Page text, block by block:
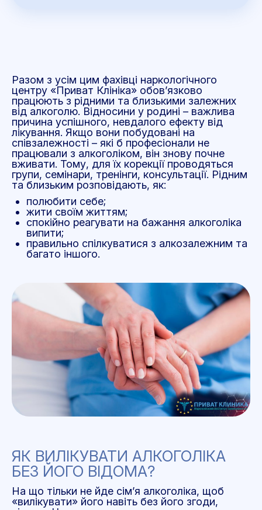
Разом з усім цим фахівці наркологічного
центру «Приват Клініка» обов’язково
працюють з рідними та близькими залежних
від алкоголю. Відносини у родині – важлива
причина успішного, невдалого ефекту від
лікування. Якщо вони побудовані на
співзалежності – які б професіонали не
працювали з алкоголіком, він знову почне
вживати. Тому, для їх корекції проводяться
групи, семінари, тренінги, консультації. Рідним
та близьким розповідають, як:
полюбити себе;
жити своїм життям;
спокійно реагувати на бажання алкоголіка
випити;
правильно спілкуватися з алкозалежним та
багато іншого.
ЯК ВИЛІКУВАТИ АЛКОГОЛІКА
БЕЗ ЙОГО ВІДОМА?
На що тільки не йде сім’я алкоголіка, щоб
«вилікувати» його навіть без його згоди,